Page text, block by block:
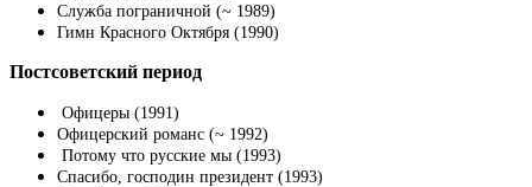
Служба пограничной (~ 1989)
Гимн Красного Октября (1990)
Постсоветский период
Офицеры (1991)
Офицерский романс (~ 1992)
Потому что русские мы (1993)
Спасибо, господин президент (1993)